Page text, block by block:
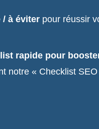
à éviterpour réussir
rapide pour
notre « Checklist